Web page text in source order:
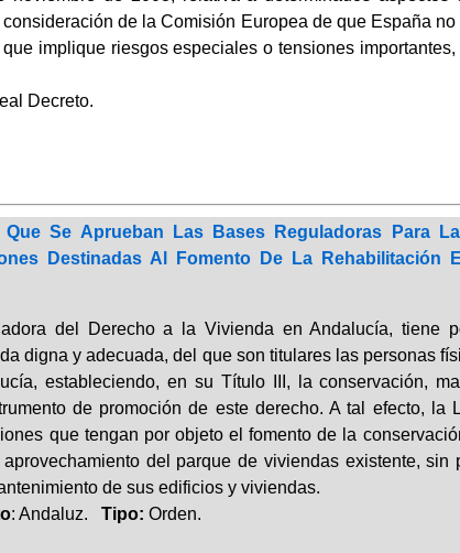
de la Comisión Europea de que España
implique riesgos especiales o tensiones
Decreto.
Se Aprueban Las Bases Reguladoras Para
Destinadas Al Fomento De La Rehabilitación
del Derecho a la Vivienda en Andalucía, tiene
digna y adecuada, del que son titulares las personas
estableciendo, en su Título III, la conservación,
de promoción de este derecho. A tal efecto, la
que tengan por objeto el fomento de la
del parque de viviendas existente,
de sus edificios y viviendas.
: Andaluz. Tipo: Orden.